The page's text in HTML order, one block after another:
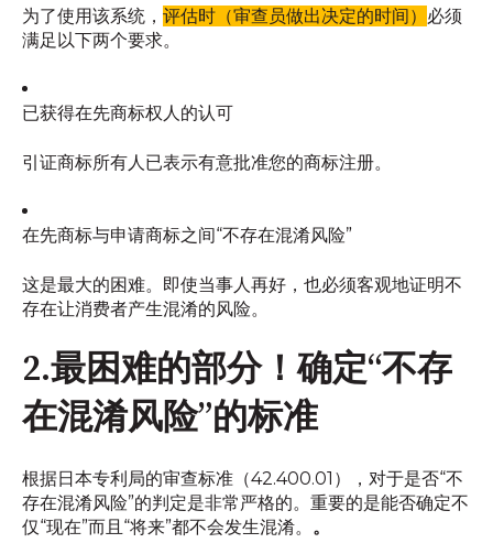
为了使用该系统， 评估时（审查员做出决定的时间） 必须
满足以下两个要求。
已获得在先商标权人的认可
引证商标所有人已表示有意批准您的商标注册。
在先商标与申请商标之间“不存在混淆风险”
这是最大的困难。即使当事人再好，也必须客观地证明不
存在让消费者产生混淆的风险。
2.最困难的部分！确定“不存
在混淆风险”的标准
根据日本专利局的审查标准（42.400.01），对于是否“不
存在混淆风险”的判定是非常严格的。重要的是能否确定不
仅“现在”而且“将来”都不会发生混淆。 。